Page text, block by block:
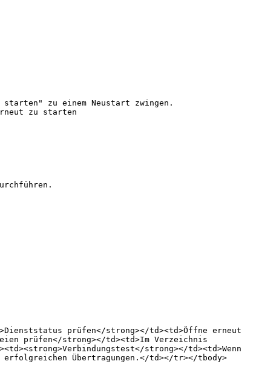
zu einem Neustart zwingen.
zu starten
prüfen</strong></td><td>Öffne erneut
prüfen</strong></td><td>Im Verzeichnis
strong></td><td>Wenn
Übertragungen.</td></tr></tbody>